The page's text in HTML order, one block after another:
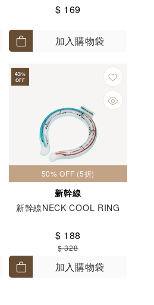
$ 169
加入購物袋
43%
OFF
50% OFF (5折)
新幹線
新幹線NECK COOL RING
$ 188
$ 328
加入購物袋